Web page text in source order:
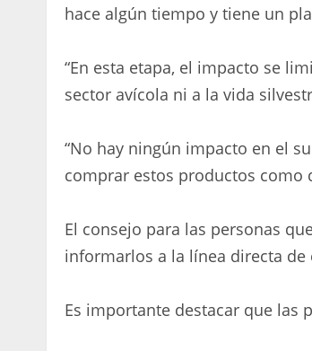
hace algún tiempo y tiene un
“En esta etapa, el impacto se
sector avícola ni a la vida
“No hay ningún impacto en el
comprar estos productos como
El consejo para las personas
informarlos a la línea directa de
Es importante destacar que las